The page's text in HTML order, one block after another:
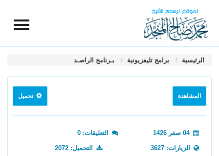
الرئيسية برامج تليفزيونية بـرنامج الراصـد
المشاهدة تحميل
04 صفر 1426 التعليقات: 0
الزيارات: 3627 التحميل: 2072